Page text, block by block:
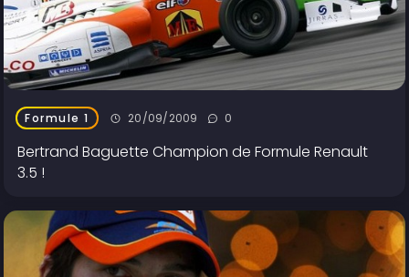
Formule 1 20/09/2009 0
Bertrand Baguette Champion de Formule Renault
3.5 !